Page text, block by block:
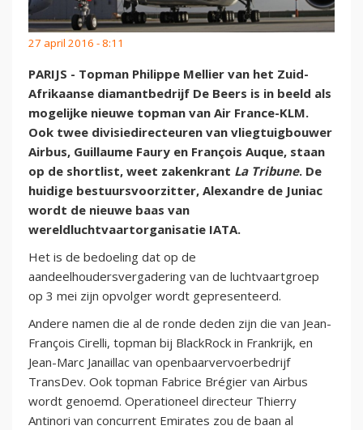
27 april 2016 - 8:11
PARIJS - Topman Philippe Mellier van het Zuid-
Afrikaanse diamantbedrijf De Beers is in beeld als
mogelijke nieuwe topman van Air France-KLM.
Ook twee divisiedirecteuren van vliegtuigbouwer
Airbus, Guillaume Faury en François Auque, staan
op de shortlist, weet zakenkrant La Tribune. De
huidige bestuursvoorzitter, Alexandre de Juniac
wordt de nieuwe baas van
wereldluchtvaartorganisatie IATA.
Het is de bedoeling dat op de
aandeelhoudersvergadering van de luchtvaartgroep
op 3 mei zijn opvolger wordt gepresenteerd.
Andere namen die al de ronde deden zijn die van Jean-
François Cirelli, topman bij BlackRock in Frankrijk, en
Jean-Marc Janaillac van openbaarvervoerbedrijf
TransDev. Ook topman Fabrice Brégier van Airbus
wordt genoemd. Operationeel directeur Thierry
Antinori van concurrent Emirates zou de baan al